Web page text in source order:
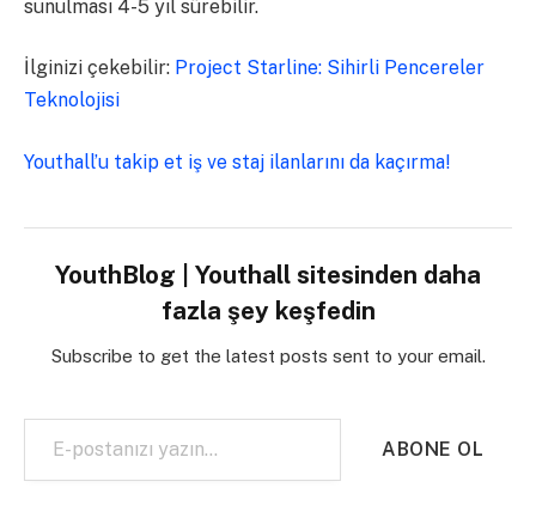
sunulması 4-5 yıl sürebilir.
İlginizi çekebilir: Project Starline: Sihirli Pencereler
Teknolojisi
Youthall’u takip et iş ve staj ilanlarını da kaçırma!
YouthBlog | Youthall sitesinden daha
fazla şey keşfedin
Subscribe to get the latest posts sent to your email.
E-postanızı yazın…
ABONE OL